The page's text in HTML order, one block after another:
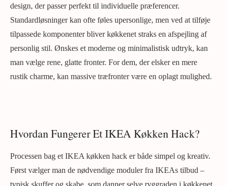
design, der passer perfekt til individuelle præferencer.
Standardløsninger kan ofte føles upersonlige, men ved at tilføje
tilpassede komponenter bliver køkkenet straks en afspejling af
personlig stil. Ønskes et moderne og minimalistisk udtryk, kan
man vælge rene, glatte fronter. For dem, der elsker en mere
rustik charme, kan massive træfronter være en oplagt mulighed.
Hvordan Fungerer Et IKEA Køkken Hack?
Processen bag et IKEA køkken hack er både simpel og kreativ.
Først vælger man de nødvendige moduler fra IKEAs tilbud –